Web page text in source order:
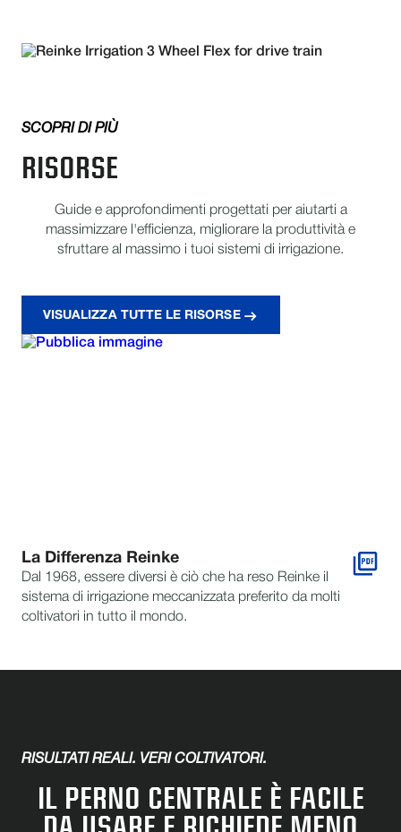
SCOPRI DI PIÙ
RISORSE
Guide e approfondimenti progettati per aiutarti a
massimizzare l'efficienza, migliorare la produttività e
sfruttare al massimo i tuoi sistemi di irrigazione.
VISUALIZZA TUTTE LE RISORSE
La Differenza Reinke
Dal 1968, essere diversi è ciò che ha reso Reinke il
sistema di irrigazione meccanizzata preferito da molti
coltivatori in tutto il mondo.
RISULTATI REALI. VERI COLTIVATORI.
IL PERNO CENTRALE È FACILE